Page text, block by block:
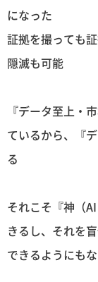
になった
証拠を撮っても
隠滅も可能
『データ至上・
ているから、『
る
それこそ『神（
きるし、それを
できるようにも